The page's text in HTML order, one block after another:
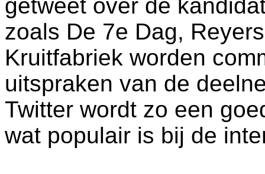
getweet over de
zoals De 7e Dag,
Kruitfabriek worden
uitspraken van de
Twitter wordt zo een
wat populair is bij de